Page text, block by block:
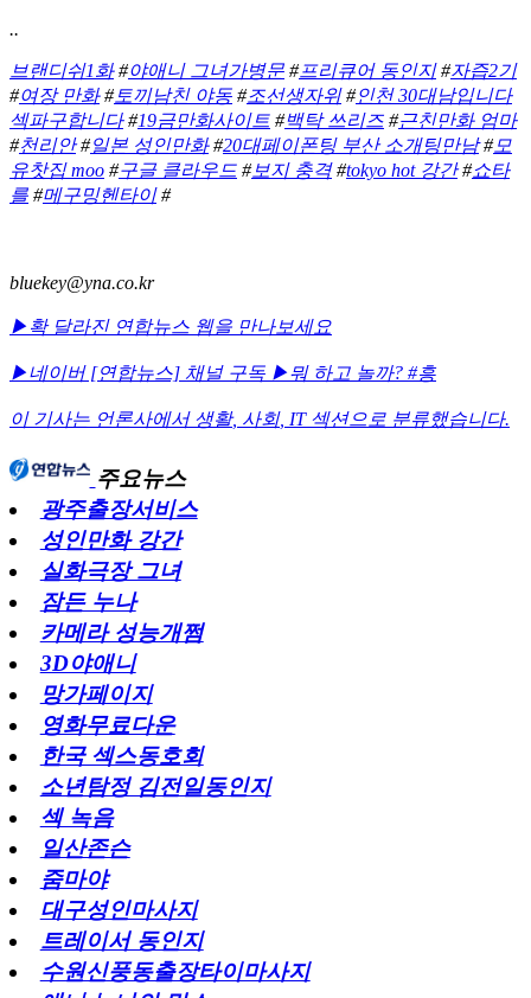
..
브랜디쉬1화#야애니 그녀가병문 #프리큐어 동인지#자즙2기
#여장 만화#토끼남친 야동 #조선생자위#인천 30대남입니다
섹파구합니다#19금만화사이트 #백탁 쓰리즈 #근친만화 엄마
#천리안#일본 성인만화#20대페이폰팅 부산 소개팅만남#모
유찻집 moo #구글 클라우드 #보지 충격#tokyo hot 강간#쇼타
를 #메구밍헨타이#
bluekey@yna.co.kr
▶확 달라진 연합뉴스 웹을 만나보세요
▶네이버 [연합뉴스] 채널 구독 ▶뭐 하고 놀까? #흥
이 기사는 언론사에서 생활, 사회, IT섹션으로 분류했습니다.
주요뉴스
광주출장서비스
성인만화 강간
실화극장 그녀
잠든 누나
카메라 성능개쩜
3D야애니
망가페이지
영화무료다운
한국 섹스동호회
소년탐정 김전일동인지
섹 녹음
일산존슨
줌마야
대구성인마사지
트레이서 동인지
수원신풍동출장타이마사지